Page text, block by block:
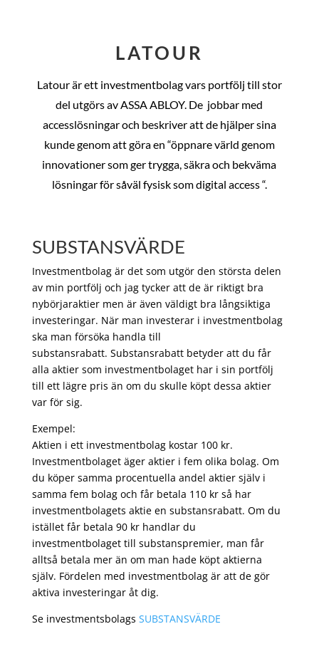
LATOUR
Latour är ett investmentbolag vars portfölj till stor
del utgörs av ASSA ABLOY. De jobbar med
accesslösningar och beskriver att de hjälper sina
kunde genom att göra en “öppnare värld genom
innovationer som ger trygga, säkra och bekväma
lösningar för såväl fysisk som digital access “.
SUBSTANSVÄRDE
Investmentbolag är det som utgör den största delen
av min portfölj och jag tycker att de är riktigt bra
nybörjaraktier men är även väldigt bra långsiktiga
investeringar. När man investerar i investmentbolag
ska man försöka handla till
substansrabatt. Substansrabatt betyder att du får
alla aktier som investmentbolaget har i sin portfölj
till ett lägre pris än om du skulle köpt dessa aktier
var för sig.
Exempel:
Aktien i ett investmentbolag kostar 100 kr.
Investmentbolaget äger aktier i fem olika bolag. Om
du köper samma procentuella andel aktier själv i
samma fem bolag och får betala 110 kr så har
investmentbolagets aktie en substansrabatt. Om du
istället får betala 90 kr handlar du
investmentbolaget till substanspremier, man får
alltså betala mer än om man hade köpt aktierna
själv. Fördelen med investmentbolag är att de gör
aktiva investeringar åt dig.
Se investmentsbolags SUBSTANSVÄRDE